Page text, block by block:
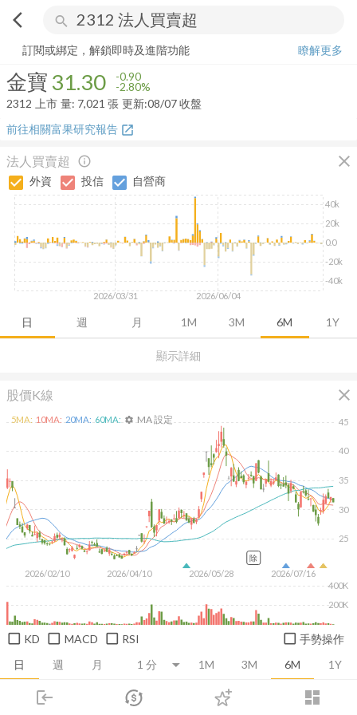
arrow_back_ios search
login dashboard
市場 登入
金寶 31.30-2.80%
訂閱或綁定，解鎖即時及進階功能
瞭解更多
金寶 31.30 -0.90
-2.80%
2312
上市 量: 7,021 張 更新:08/07 收盤
前往相關富果研究報告 open_in_new
法人買賣超 close
顯示詳細
info_outline
日 週 月 1M 3M 6M 1Y
外資 投信 自營商
2026/03/31 2026/06/04
-40k
-20k
0.0
20k
40k
股價K線 close
日 週 月 1M 3M 6M 1Y
2026/02/10 2026/04/10 2026/05/28 2026/07/16
25
30
35
40
45
200K
400K
5MA: 10MA: 20MA: 60MA: settings MA 設定
除
KD MACD RSI 手勢操作
推薦卡片 消息面 財務報